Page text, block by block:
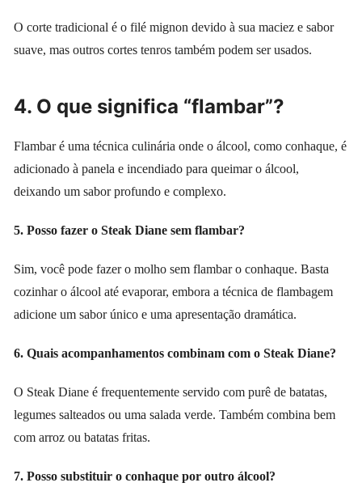
O corte tradicional é o filé mignon devido à sua maciez e sabor
suave, mas outros cortes tenros também podem ser usados.
4. O que significa “flambar”?
Flambar é uma técnica culinária onde o álcool, como conhaque, é
adicionado à panela e incendiado para queimar o álcool,
deixando um sabor profundo e complexo.
5. Posso fazer o Steak Diane sem flambar?
Sim, você pode fazer o molho sem flambar o conhaque. Basta
cozinhar o álcool até evaporar, embora a técnica de flambagem
adicione um sabor único e uma apresentação dramática.
6. Quais acompanhamentos combinam com o Steak Diane?
O Steak Diane é frequentemente servido com purê de batatas,
legumes salteados ou uma salada verde. Também combina bem
com arroz ou batatas fritas.
7. Posso substituir o conhaque por outro álcool?